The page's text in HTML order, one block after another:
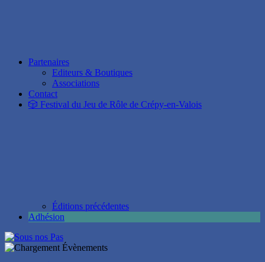
Partenaires
Editeurs & Boutiques
Associations
Contact
🎲 Festival du Jeu de Rôle de Crépy-en-Valois
Éditions précédentes
Adhésion